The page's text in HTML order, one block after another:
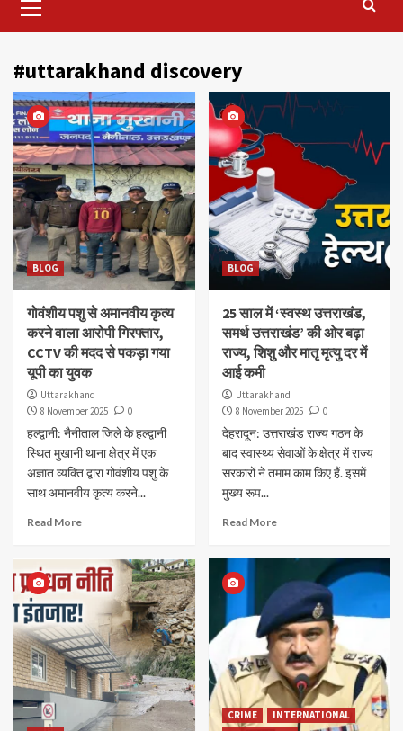
Menu
#uttarakhand discovery
BLOG
गोवंशीय पशु से अमानवीय कृत्य
करने वाला आरोपी गिरफ्तार,
CCTV की मदद से पकड़ा गया
यूपी का युवक
Uttarakhand
8 November 2025
0
हल्द्वानी: नैनीताल जिले के हल्द्वानी
स्थित मुखानी थाना क्षेत्र में एक
अज्ञात व्यक्ति द्वारा गोवंशीय पशु के
साथ अमानवीय कृत्य करने...
Read More
BLOG
25 साल में ‘स्वस्थ उत्तराखंड,
समर्थ उत्तराखंड’ की ओर बढ़ा
राज्य, शिशु और मातृ मृत्यु दर में
आई कमी
Uttarakhand
8 November 2025
0
देहरादून: उत्तराखंड राज्य गठन के
बाद स्वास्थ्य सेवाओं के क्षेत्र में राज्य
सरकारों ने तमाम काम किए हैं. इसमें
मुख्य रूप...
Read More
CRIME
INTERNATIONAL